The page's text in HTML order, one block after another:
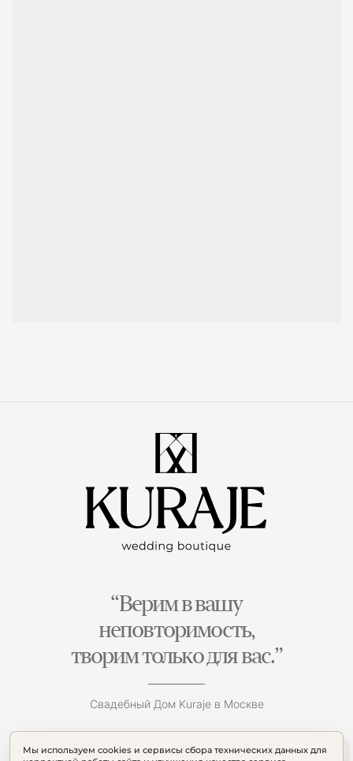
Мы используем cookies и сервисы сбора технических данных для
“Верим в вашу
неповторимость,
творим только для вас.”
Свадебный Дом Kuraje в Москве